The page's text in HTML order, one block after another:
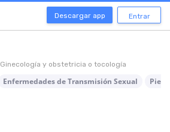
Descargar app Entrar
Ginecología y obstetricia o tocología
Enfermedades de Transmisión Sexual Piel